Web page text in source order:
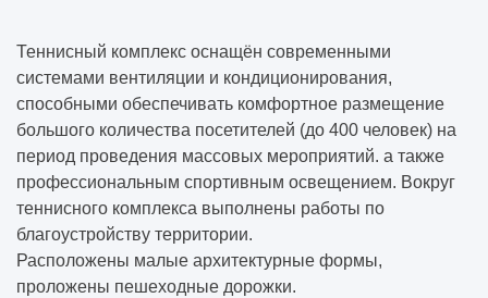
Теннисный комплекс оснащён современными
системами вентиляции и кондиционирования,
способными обеспечивать комфортное размещение
большого количества посетителей (до 400 человек) на
период проведения массовых мероприятий. а также
профессиональным спортивным освещением. Вокруг
теннисного комплекса выполнены работы по
благоустройству территории.
Расположены малые архитектурные формы,
проложены пешеходные дорожки.